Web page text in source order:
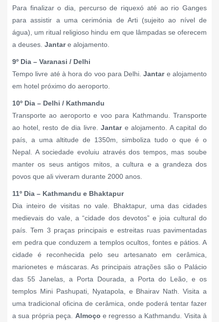
Para finalizar o dia, percurso de riquexó até ao rio Ganges
para assistir a uma cerimónia de Arti (sujeito ao nível de
água), um ritual religioso hindu em que lâmpadas se oferecem
a deuses. Jantare alojamento.
9º Dia – Varanasi / Delhi
Tempo livre até à hora do voo para Delhi.Jantar e alojamento
em hotel próximo do aeroporto.
10º Dia – Delhi / Kathmandu
Transporte ao aeroporto e voo para Kathmandu. Transporte
ao hotel, resto de dia livre.Jantare alojamento. A capital do
país, a uma altitude de 1350m, simboliza tudo o que é o
Nepal. A sociedade evoluiu através dos tempos, mas soube
manter os seus antigos mitos, a cultura e a grandeza dos
povos que ali viveram durante 2000 anos.
11º Dia – Kathmandu e Bhaktapur
Dia inteiro de visitas no vale. Bhaktapur, uma das cidades
medievais do vale, a “cidade dos devotos” e joia cultural do
país. Tem 3 praças principais e estreitas ruas pavimentadas
em pedra que conduzem a templos ocultos, fontes e pátios. A
cidade é reconhecida pelo seu artesanato em cerâmica,
marionetes e máscaras. As principais atrações são o Palácio
das 55 Janelas, a Porta Dourada, a Porta do Leão, e os
templos Mini Pashupati, Nyatapola, e Bhairav Nath. Visita a
uma tradicional oficina de cerâmica, onde poderá tentar fazer
a sua própria peça. Almoçoe regresso a Kathmandu. Visita à